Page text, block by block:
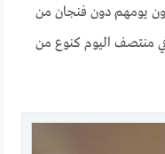
يومهم دون فنجان من
منتصف اليوم كنوع من